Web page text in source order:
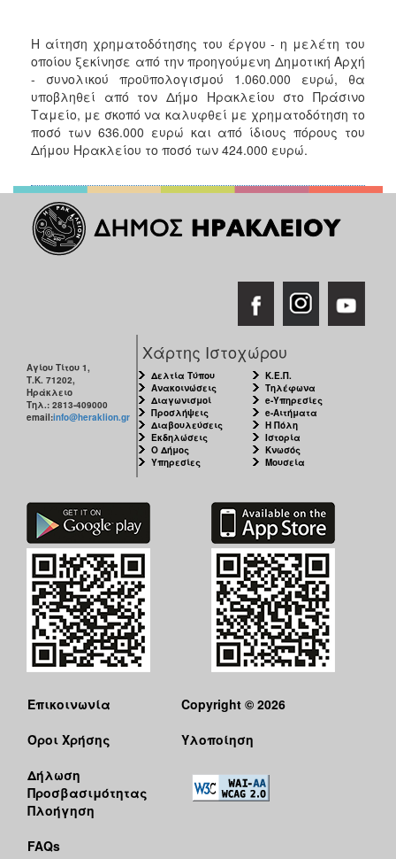
Η αίτηση χρηματοδότησης του έργου - η μελέτη του
οποίου ξεκίνησε από την προηγούμενη Δημοτική Αρχή
- συνολικού προϋπολογισμού 1.060.000 ευρώ, θα
υποβληθεί από τον Δήμο Ηρακλείου στο Πράσινο
Ταμείο, με σκοπό να καλυφθεί με χρηματοδότηση το
ποσό των 636.000 ευρώ και από ίδιους πόρους του
Δήμου Ηρακλείου το ποσό των 424.000 ευρώ.
Αγίου Τίτου 1,
Τ.Κ. 71202,
Ηράκλειο
Τηλ.: 2813-409000
email:info@heraklion.gr
Χάρτης Ιστοχώρου
Δελτία Τύπου
Ανακοινώσεις
Διαγωνισμοί
Προσλήψεις
Διαβουλεύσεις
Εκδηλώσεις
Ο Δήμος
Υπηρεσίες
Κ.Ε.Π.
Τηλέφωνα
e-Υπηρεσίες
e-Αιτήματα
Η Πόλη
Ιστορία
Κνωσός
Μουσεία
Επικοινωνία
Όροι Χρήσης
Δήλωση
Προσβασιμότητας
Πλοήγηση
FAQs
Copyright © 2026
Υλοποίηση